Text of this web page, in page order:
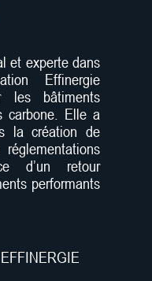
et experte dans
Effinergie
les bâtiments
carbone. Elle a
la création de
d’un retour
performants